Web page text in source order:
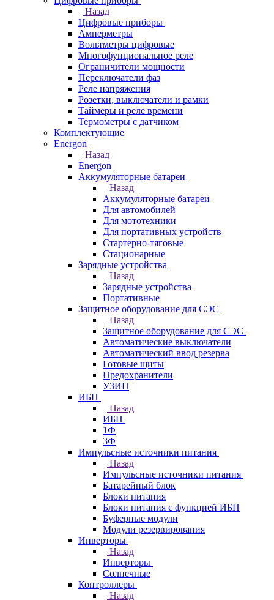
Назад
Цифровые приборы
Амперметры
Вольтметры цифровые
Многофунциональное реле
Ограничители мощности
Переключатели фаз
Реле напряжения
Розетки, выключатели и рамки
Таймеры и реле времени
Термометры c датчиком
Комплектующие
Energon
Назад
Energon
Аккумуляторные батареи
Назад
Аккумуляторные батареи
Для автомобилей
Для мототехники
Для портативных устройств
Стартерно-тяговые
Стационарные
Зарядные устройства
Назад
Зарядные устройства
Портативные
Защитное оборудование для СЭС
Назад
Защитное оборудование для СЭС
Автоматические выключатели
Автоматический ввод резерва
Готовые щиты
Предохранители
УЗИП
ИБП
Назад
ИБП
1Ф
3Ф
Импульсные источники питания
Назад
Импульсные источники питания
Батарейный блок
Блоки питания
Блоки питания с функцией ИБП
Буферные модули
Модули резервирования
Инверторы
Назад
Инверторы
Солнечные
Контроллеры
Назад